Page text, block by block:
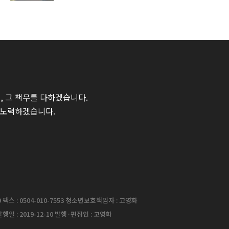
그 책무를 다하겠습니다.
력하겠습니다.
스 : 0504-010-7553 청소년보호책임자 : 고영화
일 : 2019-12-10 발행·편집인 : 고영화